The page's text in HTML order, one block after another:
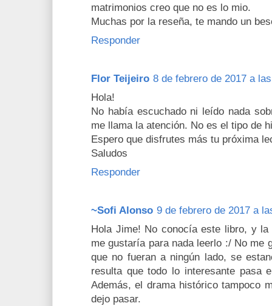
matrimonios creo que no es lo mio.
Muchas por la reseña, te mando un
Responder
Flor Teijeiro 8 de febrero de 2017 a
Hola!
No había escuchado ni leído nada
me llama la atención. No es el tipo de
Espero que disfrutes más tu próxima
Saludos
Responder
~Sofi Alonso 9 de febrero de 2017 a
Hola Jime! No conocía este libro, y
me gustaría para nada leerlo :/ No me
que no fueran a ningún lado, se
resulta que todo lo interesante pasa
Además, el drama histórico tampoco
dejo pasar.